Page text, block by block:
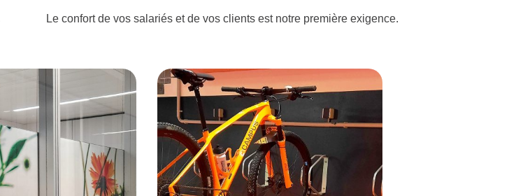
Le confort de vos salariés et de vos clients est notre première exigence.